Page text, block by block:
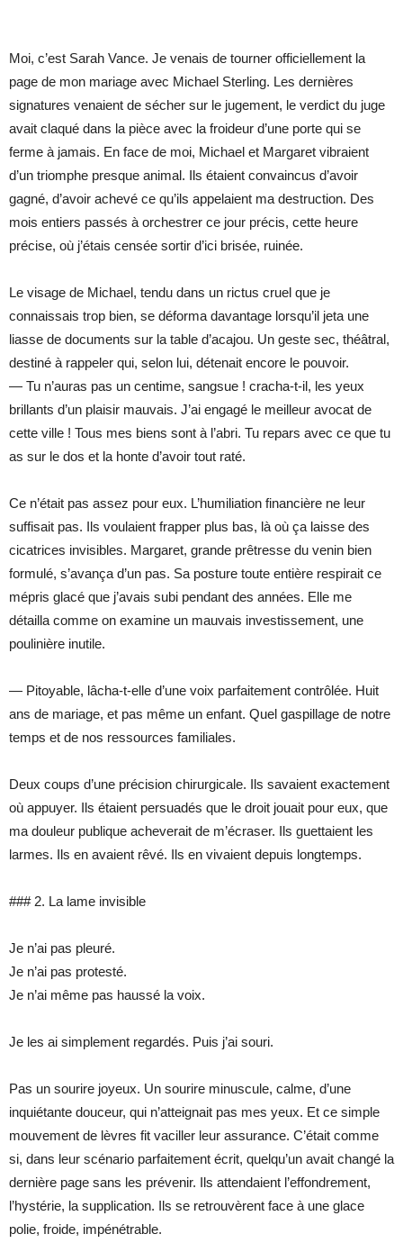
Moi, c’est Sarah Vance. Je venais de tourner officiellement la
page de mon mariage avec Michael Sterling. Les dernières
signatures venaient de sécher sur le jugement, le verdict du juge
avait claqué dans la pièce avec la froideur d’une porte qui se
ferme à jamais. En face de moi, Michael et Margaret vibraient
d’un triomphe presque animal. Ils étaient convaincus d’avoir
gagné, d’avoir achevé ce qu’ils appelaient ma destruction. Des
mois entiers passés à orchestrer ce jour précis, cette heure
précise, où j’étais censée sortir d’ici brisée, ruinée.
Le visage de Michael, tendu dans un rictus cruel que je
connaissais trop bien, se déforma davantage lorsqu’il jeta une
liasse de documents sur la table d’acajou. Un geste sec, théâtral,
destiné à rappeler qui, selon lui, détenait encore le pouvoir.
— Tu n’auras pas un centime, sangsue ! cracha-t-il, les yeux
brillants d’un plaisir mauvais. J’ai engagé le meilleur avocat de
cette ville ! Tous mes biens sont à l’abri. Tu repars avec ce que tu
as sur le dos et la honte d’avoir tout raté.
Ce n’était pas assez pour eux. L’humiliation financière ne leur
suffisait pas. Ils voulaient frapper plus bas, là où ça laisse des
cicatrices invisibles. Margaret, grande prêtresse du venin bien
formulé, s’avança d’un pas. Sa posture toute entière respirait ce
mépris glacé que j’avais subi pendant des années. Elle me
détailla comme on examine un mauvais investissement, une
poulinière inutile.
— Pitoyable, lâcha-t-elle d’une voix parfaitement contrôlée. Huit
ans de mariage, et pas même un enfant. Quel gaspillage de notre
temps et de nos ressources familiales.
Deux coups d’une précision chirurgicale. Ils savaient exactement
où appuyer. Ils étaient persuadés que le droit jouait pour eux, que
ma douleur publique acheverait de m’écraser. Ils guettaient les
larmes. Ils en avaient rêvé. Ils en vivaient depuis longtemps.
### 2. La lame invisible
Je n’ai pas pleuré.
Je n’ai pas protesté.
Je n’ai même pas haussé la voix.
Je les ai simplement regardés. Puis j’ai souri.
Pas un sourire joyeux. Un sourire minuscule, calme, d’une
inquiétante douceur, qui n’atteignait pas mes yeux. Et ce simple
mouvement de lèvres fit vaciller leur assurance. C’était comme
si, dans leur scénario parfaitement écrit, quelqu’un avait changé la
dernière page sans les prévenir. Ils attendaient l’effondrement,
l’hystérie, la supplication. Ils se retrouvèrent face à une glace
polie, froide, impénétrable.